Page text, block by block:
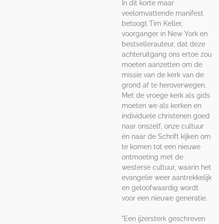
In dit korte maar
veelomvattende manifest
betoogt Tim Keller,
voorganger in New York en
bestsellerauteur, dat deze
achteruitgang ons ertoe zou
moeten aanzetten om de
missie van de kerk van de
grond af te heroverwegen.
Met de vroege kerk als gids
moeten we als kerken en
individuele christenen goed
naar onszelf, onze cultuur
én naar de Schrift kijken om
te komen tot een nieuwe
ontmoeting met de
westerse cultuur, waarin het
evangelie weer aantrekkelijk
en geloofwaardig wordt
voor een nieuwe generatie.
"Een ijzersterk geschreven